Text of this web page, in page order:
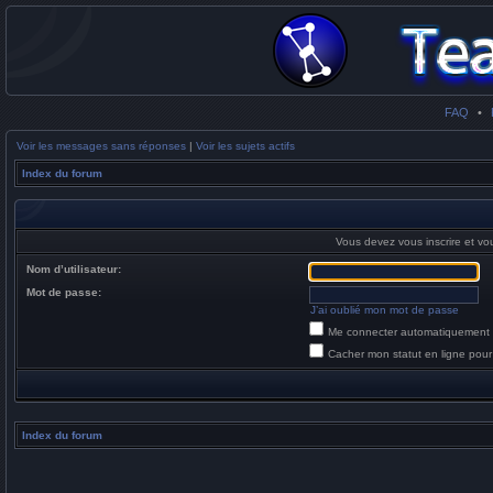
FAQ •
Voir les messages sans réponses | Voir les sujets actifs
Index du forum
Vous devez vous inscrire et
Nom d’utilisateur:
Mot de passe:
J’ai oublié mon mot de passe
Me connecter
Cacher mon statut en ligne
Index du forum